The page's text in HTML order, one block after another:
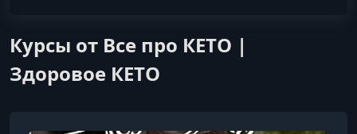
Курсы от Все про КЕТО |
Здоровое КЕТО